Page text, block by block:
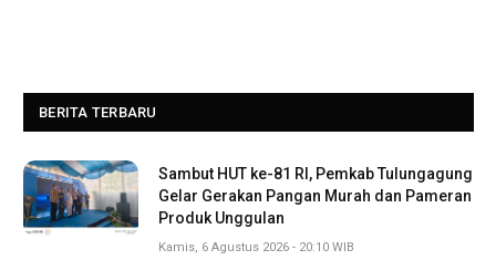
BERITA TERBARU
Sambut HUT ke-81 RI, Pemkab Tulungagung
Gelar Gerakan Pangan Murah dan Pameran
Produk Unggulan
Kamis, 6 Agustus 2026 - 20:10 WIB